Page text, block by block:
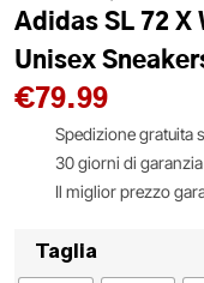
Adidas SL 72 X
Unisex
€79.99
Spedizione gratuita
30 giorni di
Il miglior prezzo
Taglia